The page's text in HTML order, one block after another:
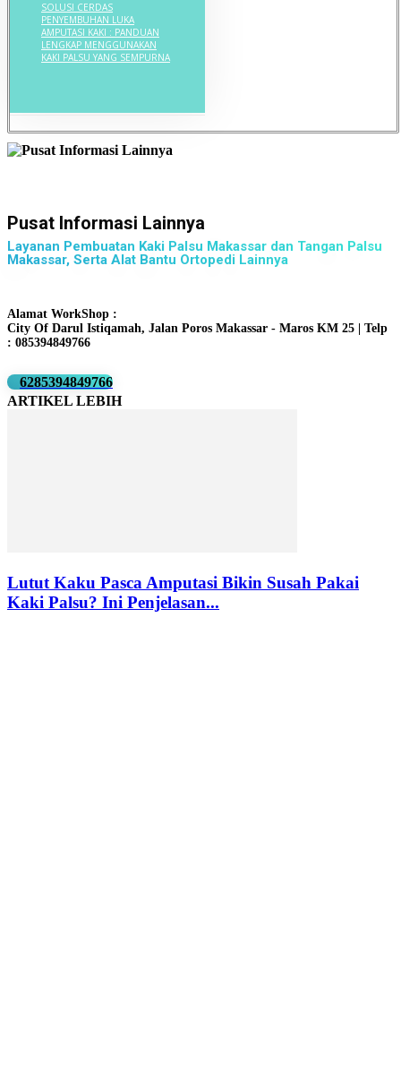
SOLUSI CERDAS
PENYEMBUHAN LUKA
AMPUTASI KAKI : PANDUAN
LENGKAP MENGGUNAKAN
KAKI PALSU YANG SEMPURNA
Pusat Informasi Lainnya
Layanan Pembuatan Kaki Palsu Makassar dan Tangan Palsu
Makassar, Serta Alat Bantu Ortopedi Lainnya
Alamat WorkShop :
City Of Darul Istiqamah, Jalan Poros Makassar - Maros KM 25 | Telp
: 085394849766
6285394849766
ARTIKEL LEBIH
Lutut Kaku Pasca Amputasi Bikin Susah Pakai
Kaki Palsu? Ini Penjelasan...